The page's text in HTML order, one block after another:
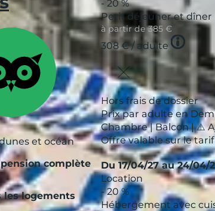
et océan
complète
les logements
- 20 %
Petit déjeuner et dîner
à partir de385 €
308 €/ adulte Tooltip
Hors frais de dossier
Prix par adulte en
Chambre | Balcon | ⚠️
Offre valable sur le
Du 17/04/27 au 24/04/
Location
- 20 %
Hébergement avec